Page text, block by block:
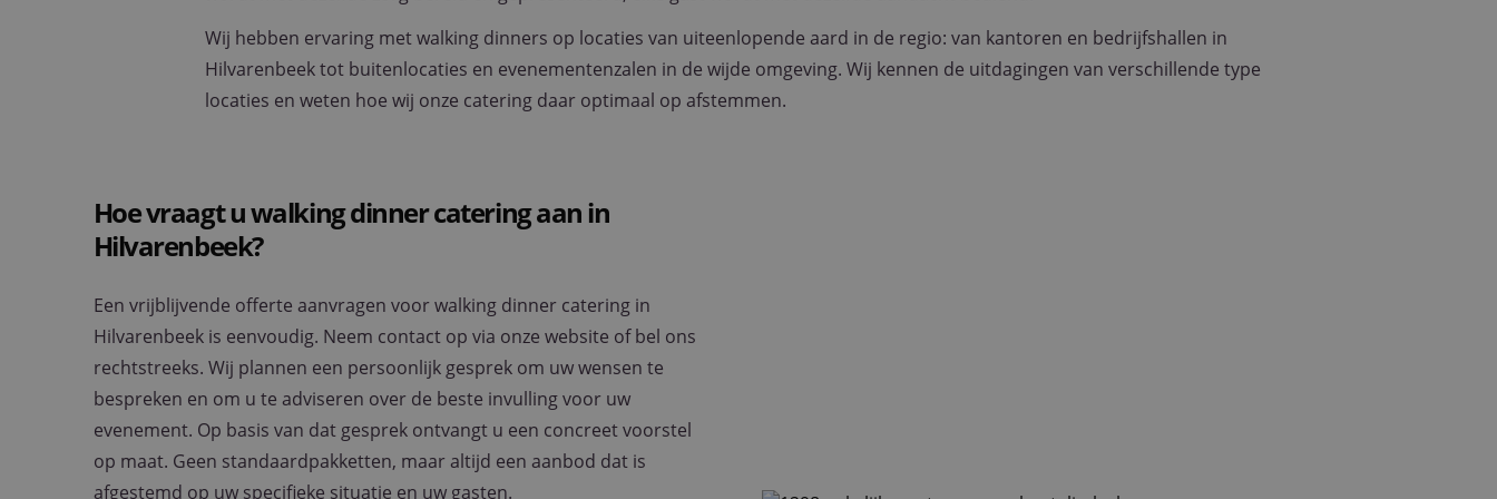
Wij hebben ervaring met walking dinners op locaties van uiteenlopende aard in de regio: van kantoren en bedrijfshallen in
Hilvarenbeek tot buitenlocaties en evenementenzalen in de wijde omgeving. Wij kennen de uitdagingen van verschillende type
locaties en weten hoe wij onze catering daar optimaal op afstemmen.
Hoe vraagt u walking dinner catering aan in
Hilvarenbeek?
Een vrijblijvende offerte aanvragen voor walking dinner catering in
Hilvarenbeek is eenvoudig. Neem contact op via onze website of bel ons
rechtstreeks. Wij plannen een persoonlijk gesprek om uw wensen te
bespreken en om u te adviseren over de beste invulling voor uw
evenement. Op basis van dat gesprek ontvangt u een concreet voorstel
op maat. Geen standaardpakketten, maar altijd een aanbod dat is
afgestemd op uw specifieke situatie en uw gasten.